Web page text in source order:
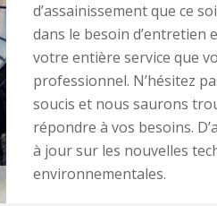
d’assainissement que ce
dans le besoin d’entretien
votre entière service que
professionnel. N’hésitez
soucis et nous saurons
répondre à vos besoins.
à jour sur les nouvelles
environnementales.